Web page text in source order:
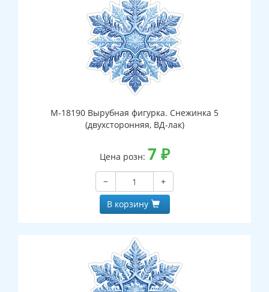
М-18190 Вырубная фигурка. Снежинка 5
(двухсторонняя, ВД-лак)
Цена розн: 7 ₽
−
+
В корзину